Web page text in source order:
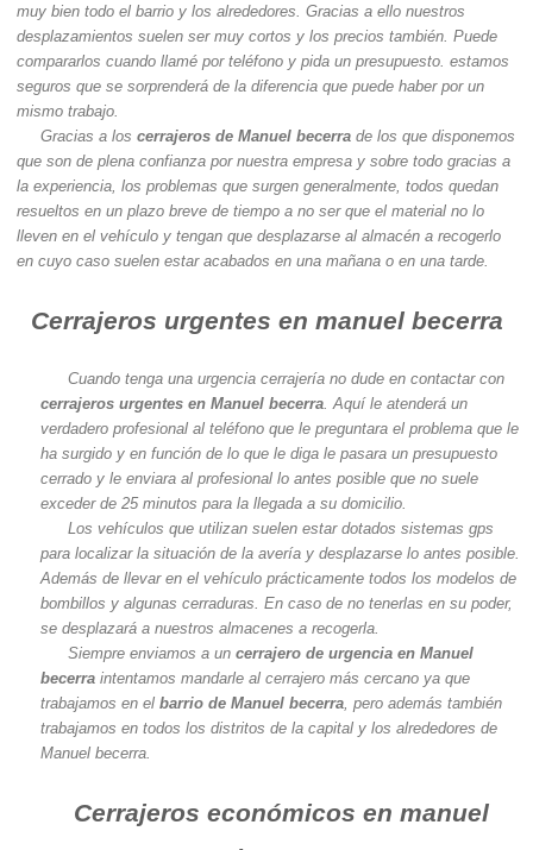
muy bien todo el barrio y los alrededores. Gracias a ello nuestros
desplazamientos suelen ser muy cortos y los precios también. Puede
compararlos cuando llamé por teléfono y pida un presupuesto. estamos
seguros que se sorprenderá de la diferencia que puede haber por un
mismo trabajo.
Gracias a los cerrajeros de Manuel becerra de los que disponemos
que son de plena confianza por nuestra empresa y sobre todo gracias a
la experiencia, los problemas que surgen generalmente, todos quedan
resueltos en un plazo breve de tiempo a no ser que el material no lo
lleven en el vehículo y tengan que desplazarse al almacén a recogerlo
en cuyo caso suelen estar acabados en una mañana o en una tarde.
Cerrajeros urgentes en manuel becerra
Cuando tenga una urgencia cerrajería no dude en contactar con
cerrajeros urgentes en Manuel becerra . Aquí le atenderá un
verdadero profesional al teléfono que le preguntara el problema que le
ha surgido y en función de lo que le diga le pasara un presupuesto
cerrado y le enviara al profesional lo antes posible que no suele
exceder de 25 minutos para la llegada a su domicilio.
Los vehículos que utilizan suelen estar dotados sistemas gps
para localizar la situación de la avería y desplazarse lo antes posible.
Además de llevar en el vehículo prácticamente todos los modelos de
bombillos y algunas cerraduras. En caso de no tenerlas en su poder,
se desplazará a nuestros almacenes a recogerla.
Siempre enviamos a uncerrajero de urgencia en Manuel
becerra intentamos mandarle al cerrajero más cercano ya que
trabajamos en el barrio de Manuel becerra , pero además también
trabajamos en todos los distritos de la capital y los alrededores de
Manuel becerra.
Cerrajeros económicos en manuel